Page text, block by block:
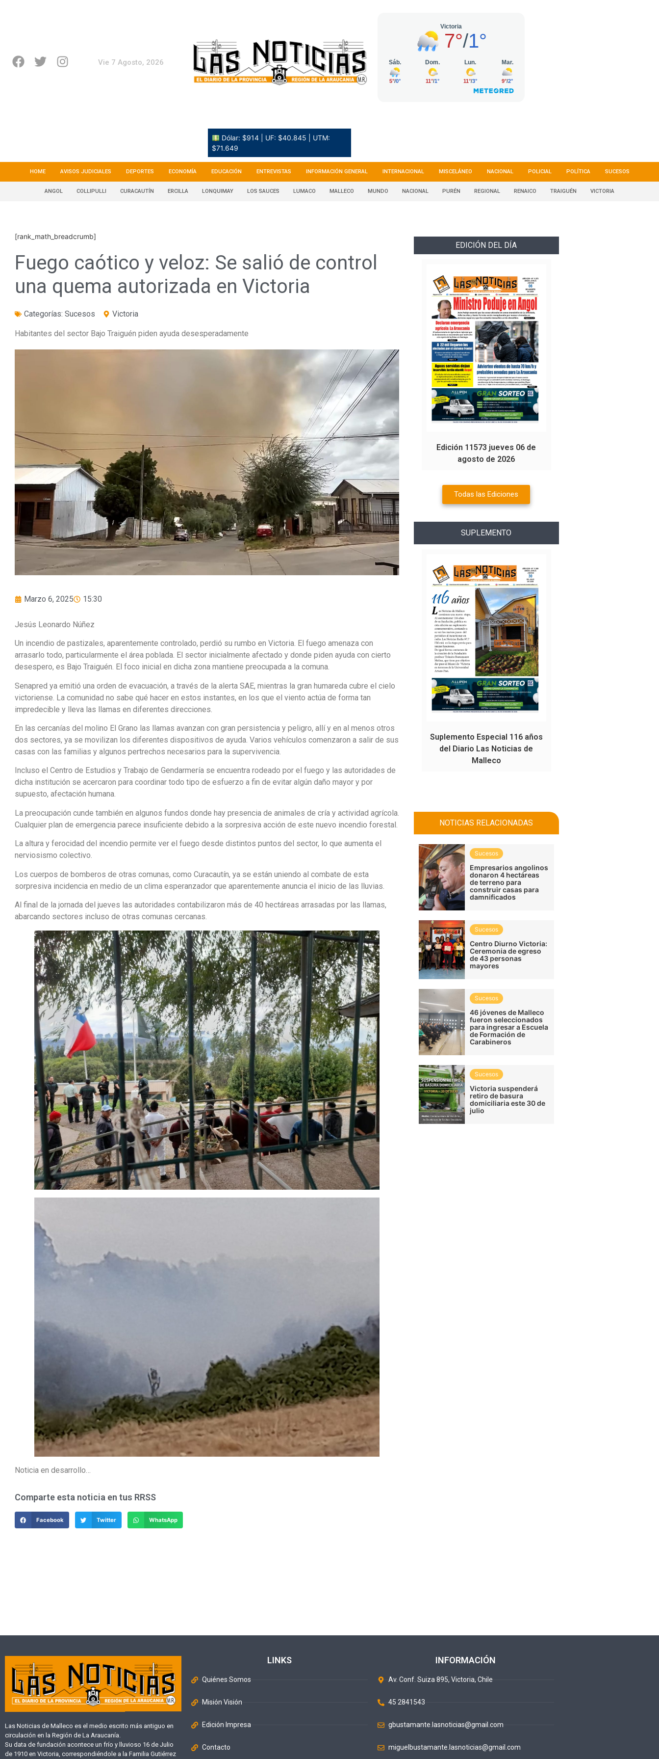
Vie 7 Agosto, 2026
Dólar: $914 | UF: $40.845 | UTM:
$71.649
HOME AVISOS JUDICIALES DEPORTES ECONOMÍA EDUCACIÓN ENTREVISTAS INFORMACIÓN GENERAL INTERNACIONAL MISCELÁNEO NACIONAL POLICIAL POLÍTICA SUCESOS
ANGOL COLLIPULLI CURACAUTÍN ERCILLA LONQUIMAY LOS SAUCES LUMACO MALLECO MUNDO NACIONAL PURÉN REGIONAL RENAICO TRAIGUÉN VICTORIA
[rank_math_breadcrumb]
Fuego caótico y veloz: Se salió de control
una quema autorizada en Victoria
Categorías: Sucesos Victoria
Habitantes del sector Bajo Traiguén piden ayuda desesperadamente
Marzo 6, 2025 15:30
Jesús Leonardo Núñez
Un incendio de pastizales, aparentemente controlado, perdió su rumbo en Victoria. El fuego amenaza con
arrasarlo todo, particularmente el área poblada. El sector inicialmente afectado y donde piden ayuda con cierto
desespero, es Bajo Traiguén. El foco inicial en dicha zona mantiene preocupada a la comuna.
Senapred ya emitió una orden de evacuación, a través de la alerta SAE, mientras la gran humareda cubre el cielo
victoriense. La comunidad no sabe qué hacer en estos instantes, en los que el viento actúa de forma tan
impredecible y lleva las llamas en diferentes direcciones.
En las cercanías del molino El Grano las llamas avanzan con gran persistencia y peligro, allí y en al menos otros
dos sectores, ya se movilizan los diferentes dispositivos de ayuda. Varios vehículos comenzaron a salir de sus
casas con las familias y algunos pertrechos necesarios para la supervivencia.
Incluso el Centro de Estudios y Trabajo de Gendarmería se encuentra rodeado por el fuego y las autoridades de
dicha institución se acercaron para coordinar todo tipo de esfuerzo a fin de evitar algún daño mayor y por
supuesto, afectación humana.
La preocupación cunde también en algunos fundos donde hay presencia de animales de cría y actividad agrícola.
Cualquier plan de emergencia parece insuficiente debido a la sorpresiva acción de este nuevo incendio forestal.
La altura y ferocidad del incendio permite ver el fuego desde distintos puntos del sector, lo que aumenta el
nerviosismo colectivo.
Los cuerpos de bomberos de otras comunas, como Curacautín, ya se están uniendo al combate de esta
sorpresiva incidencia en medio de un clima esperanzador que aparentemente anuncia el inicio de las lluvias.
Al final de la jornada del jueves las autoridades contabilizaron más de 40 hectáreas arrasadas por las llamas,
abarcando sectores incluso de otras comunas cercanas.
Noticia en desarrollo…
Comparte esta noticia en tus RRSS
Facebook Twitter WhatsApp
EDICIÓN DEL DÍA
Edición 11573 jueves 06 de
agosto de 2026
Todas las Ediciones
SUPLEMENTO
Suplemento Especial 116 años
del Diario Las Noticias de
Malleco
NOTICIAS RELACIONADAS
Sucesos
Empresarios angolinos
donaron 4 hectáreas
de terreno para
construir casas para
damnificados
Sucesos
Centro Diurno Victoria:
Ceremonia de egreso
de 43 personas
mayores
Sucesos
46 jóvenes de Malleco
fueron seleccionados
para ingresar a Escuela
de Formación de
Carabineros
Sucesos
Victoria suspenderá
retiro de basura
domiciliaria este 30 de
julio
Las Noticias de Malleco es el medio escrito más antiguo en
circulación en la Región de La Araucanía.
Su data de fundación acontece un frío y lluvioso 16 de Julio
de 1910 en Victoria, correspondiéndole a la Familia Gutiérrez
LINKS
Quiénes Somos
Misión Visión
Edición Impresa
Contacto
INFORMACIÓN
Av. Conf. Suiza 895, Victoria, Chile
45 2841543
gbustamante.lasnoticias@gmail.com
miguelbustamante.lasnoticias@gmail.com